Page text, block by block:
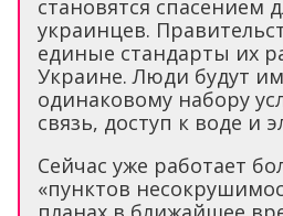
становятся спасением
украинцев.
единые стандарты их
Украине. Люди будут
одинаковому набору
связь, доступ к воде и
Сейчас уже работает
«пунктов